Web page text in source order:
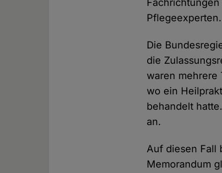
Pflegeexperten.
Die
die
waren mehrere
wo ein
behandelt
an.
Auf diesen Fall
Memorandum